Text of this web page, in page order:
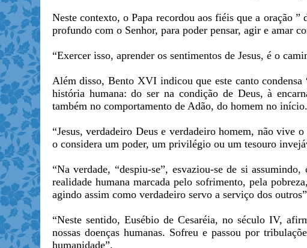
Neste contexto, o Papa recordou aos fiéis que a oração
profundo com o Senhor, para poder pensar, agir e amar
“Exercer isso, aprender os sentimentos de Jesus, é o
Além disso, Bento XVI indicou que este canto
história humana: do ser na condição de Deus, à
também no comportamento de Adão, do homem no
“Jesus, verdadeiro Deus e verdadeiro homem, não vive
o considera um poder, um privilégio ou um tesouro
“Na verdade, “despiu-se”, esvaziou-se de si
realidade humana marcada pelo sofrimento, pela
agindo assim como verdadeiro servo a serviço dos
“Neste sentido, Eusébio de Cesaréia, no século IV,
nossas doenças humanas. Sofreu e passou por
humanidade”.